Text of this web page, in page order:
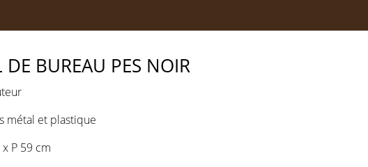
DE BUREAU PES NOIR
métal et plastique
P 59 cm